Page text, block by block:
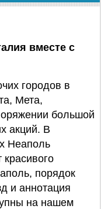
вместе с
городов в
Мета,
большой
акций. В
Неаполь
красивого
порядок
и аннотация
на нашем